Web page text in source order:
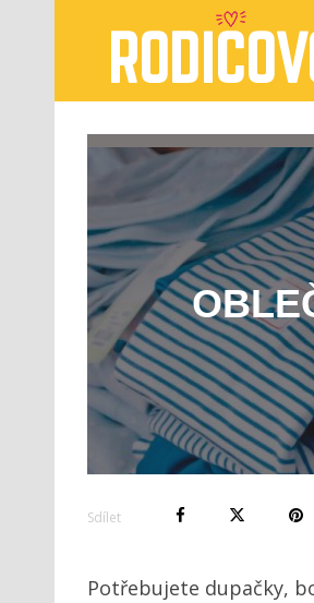
Sdílet
Potřebujete dupačky,